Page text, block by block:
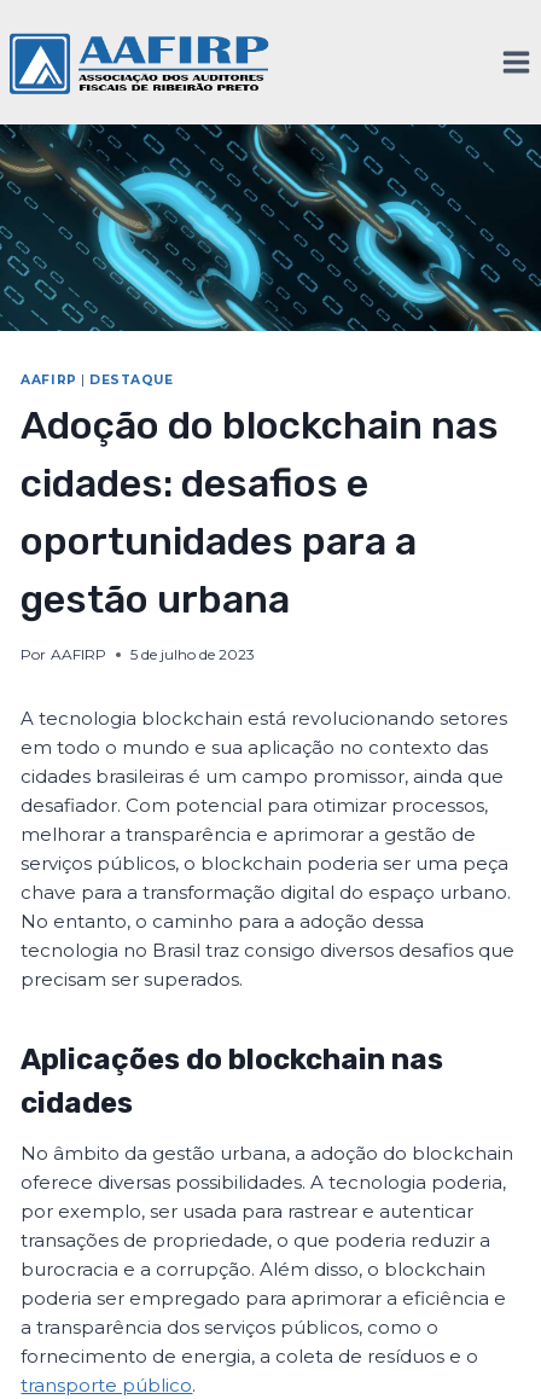
AAFIRP DESTAQUE
Adoção do blockchain nas
cidades: desafios e
oportunidades para a
gestão urbana
Por AAFIRP 5 de julho de 2023
A tecnologia blockchain está revolucionando setores
em todo o mundo e sua aplicação no contexto das
cidades brasileiras é um campo promissor, ainda que
desafiador. Com potencial para otimizar processos,
melhorar a transparência e aprimorar a gestão de
serviços públicos, o blockchain poderia ser uma peça
chave para a transformação digital do espaço urbano.
No entanto, o caminho para a adoção dessa
tecnologia no Brasil traz consigo diversos desafios que
precisam ser superados.
Aplicações do blockchain nas
cidades
No âmbito da gestão urbana, a adoção do blockchain
oferece diversas possibilidades. A tecnologia poderia,
por exemplo, ser usada para rastrear e autenticar
transações de propriedade, o que poderia reduzir a
burocracia e a corrupção. Além disso, o blockchain
poderia ser empregado para aprimorar a eficiência e
a transparência dos serviços públicos, como o
fornecimento de energia, a coleta de resíduos e o
transporte público.